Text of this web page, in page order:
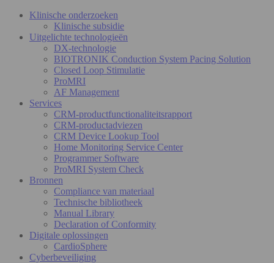
Klinische onderzoeken
Klinische subsidie
Uitgelichte technologieën
DX-technologie
BIOTRONIK Conduction System Pacing Solution
Closed Loop Stimulatie
ProMRI
AF Management
Services
CRM-productfunctionaliteitsrapport
CRM-productadviezen
CRM Device Lookup Tool
Home Monitoring Service Center
Programmer Software
ProMRI System Check
Bronnen
Compliance van materiaal
Technische bibliotheek
Manual Library
Declaration of Conformity
Digitale oplossingen
CardioSphere
Cyberbeveiliging